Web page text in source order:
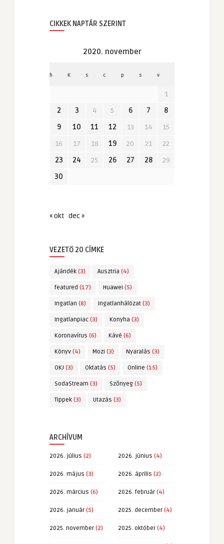
CIKKEK NAPTÁR SZERINT
2020. november
h K s c p s v
1
2
3 4 5 6 7
8
9
10 11 12 13 14
15
16
17 18 19 20 21
22
23
24 25 26 27 28
29
30
« okt dec »
VEZETŐ 20 CÍMKE
Ajándék (3) Ausztria (4)
featured (17) Huawei (5)
Ingatlan (8) Ingatlanhálózat (3)
Ingatlanpiac (3) Konyha (3)
Koronavírus (6) Kávé (6)
Könyv (4) Mozi (3) Nyaralás (3)
OKJ (3) Oktatás (5) Online (15)
SodaStream (3) Szőnyeg (5)
Tippek (3) Utazás (3)
ARCHÍVUM
2026. július (2) 2026. június (4)
2026. május (3) 2026. április (2)
2026. március (6) 2026. február(4)
2026. január(5) 2025. december(4)
2025. november(2) 2025. október(4)